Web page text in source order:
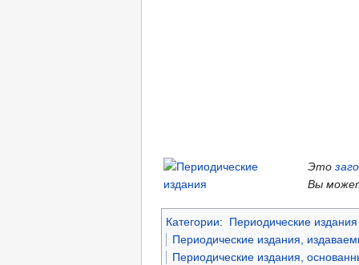
Это
Вы
Категории:
Периодические
Периодические издания,
Периодические издания,